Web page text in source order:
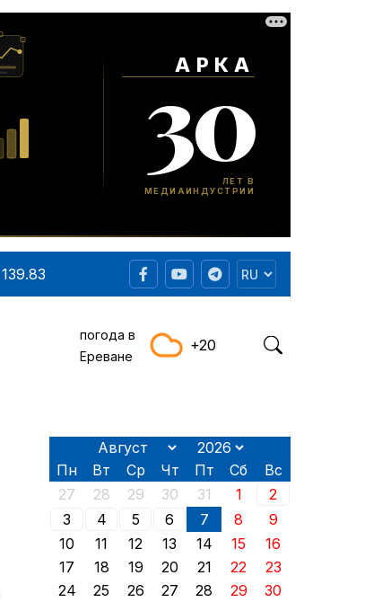
139.83
погода в
Ереване
+20
Пн Вт Ср Чт Пт Сб
Вс
27
28 29 30 31 1
2
3
4 5 6 7 8
9
10
11 12 13 14 15
16
17
18 19 20 21 22
23
24
25 26 27 28 29
30